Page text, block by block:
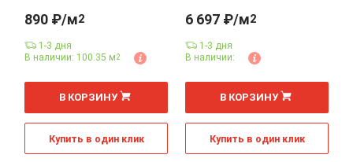
890 ₽/м2
1-3 дня
В наличии: 100.35 м2
м
В КОРЗИНУ
Купить в один клик
6 697 ₽/м2
1-3 дня
В наличии:
м
В КОРЗИНУ
Купить в один клик